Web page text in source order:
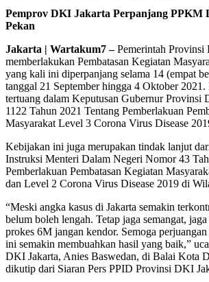
Pemprov DKI Jakarta Perpanjang PPKM
Pekan
Jakarta | Wartakum7 –Pemerintah Provinsi
memberlakukan Pembatasan Kegiatan
yang kali ini diperpanjang selama 14 (empat
tanggal 21 September hingga 4 Oktober
tertuang dalam Keputusan Gubernur Provinsi
1122 Tahun 2021 Tentang Pemberlakuan
Masyarakat Level 3 Corona Virus Disease
Kebijakan ini juga merupakan tindak lanjut
Instruksi Menteri Dalam Negeri Nomor 43
Pemberlakuan Pembatasan Kegiatan
dan Level 2 Corona Virus Disease 2019 di
“Meski angka kasus di Jakarta semakin
belum boleh lengah. Tetap jaga semangat,
prokes 6M jangan kendor. Semoga
ini semakin membuahkan hasil yang baik,”
DKI Jakarta, Anies Baswedan, di Balai Kota
dikutip dari Siaran Pers PPID Provinsi DKI